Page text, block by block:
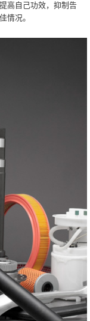
高自己功效，抑制告
情况。